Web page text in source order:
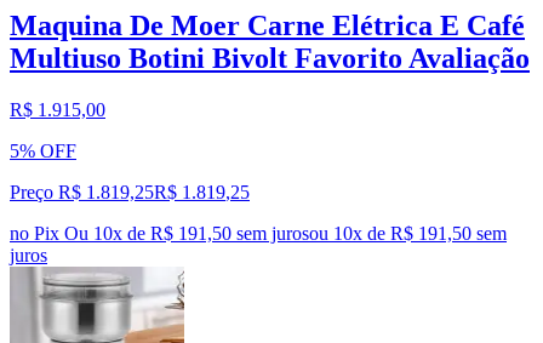
Maquina De Moer Carne Elétrica E Café
Multiuso Botini Bivolt Favorito Avaliação
R$ 1.915,00
5% OFF
Preço R$ 1.819,25R$ 1.819,25
no Pix Ou 10x de R$ 191,50 sem jurosou 10x de R$ 191,50 sem
juros